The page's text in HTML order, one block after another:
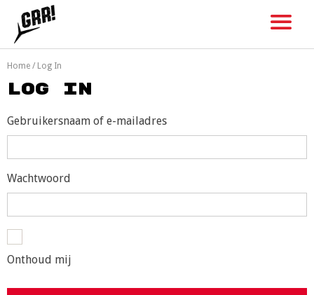
content
Home / Log In
Log In
Gebruikersnaam of e-mailadres
Wachtwoord
Onthoud mij